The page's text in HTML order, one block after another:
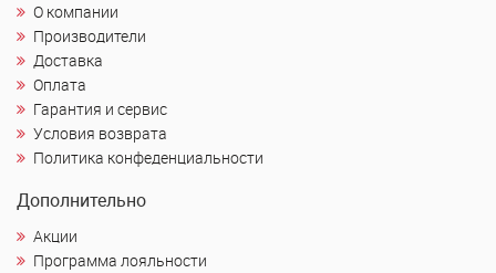
О компании
Производители
Доставка
Оплата
Гарантия и сервис
Условия возврата
Политика конфеденциальности
Дополнительно
Акции
Программа лояльности